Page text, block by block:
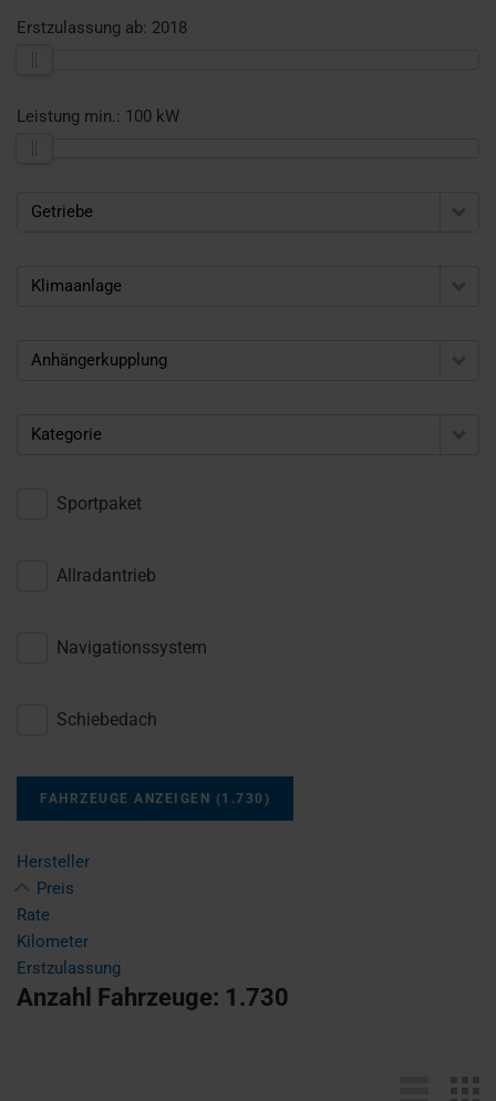
Erstzulassung ab: 2018
Leistung min.: 100 kW
Getriebe
Klimaanlage
Anhängerkupplung
Kategorie
Sportpaket
Allradantrieb
Navigationssystem
Schiebedach
FAHRZEUGE ANZEIGEN (1.730 )
Hersteller
Preis
Rate
Kilometer
Erstzulassung
Anzahl Fahrzeuge: 1.730